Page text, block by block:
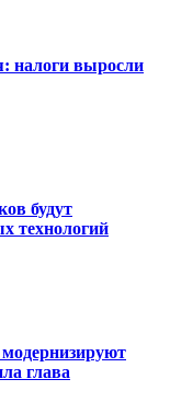
налоги выросли
будут
технологий
глава